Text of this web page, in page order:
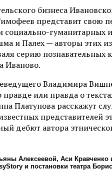
бизнеса
представит свою
гуманитарных
и Палех — авторы этих
серию познавательных
Иваново.
Владимира
или правда о
Платунова расскажут
представителей
автора
Алексеевой, Аси
и постановки театра